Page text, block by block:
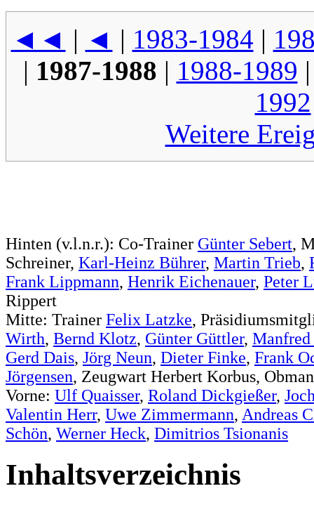
◄◄ | ◄ | 1983-1984 |
| 1987-1988 | 1988-1989
1992
Weitere
Hinten (v.l.n.r.): Co-Trainer Günter Sebert,
Schreiner, Karl-Heinz Bührer, Martin Trieb,
Frank Lippmann, Henrik Eichenauer, Peter
Rippert
Mitte: Trainer Felix Latzke,
Wirth, Bernd Klotz, Günter Güttler,
Gerd Dais, Jörg Neun, Dieter Finke, Frank
Jörgensen, Zeugwart Herbert Korbus,
Vorne: Ulf Quaisser, Roland Dickgießer,
Valentin Herr, Uwe Zimmermann, Andreas
Schön, Werner Heck, Dimitrios Tsionanis
Inhaltsverzeichnis